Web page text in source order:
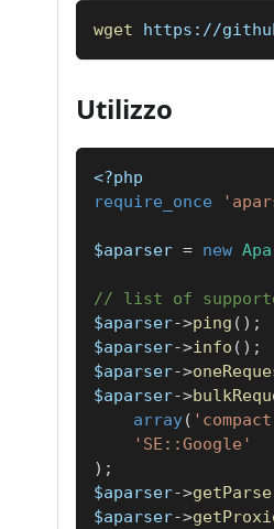
wget https://
Utilizzo
<?php
require_once
$aparser = new
// list of
$aparser->ping ( ) ;
$aparser->info ( ) ;
$aparser->
$aparser->
array(
'SE::Google'
) ;
$aparser->
$aparser->